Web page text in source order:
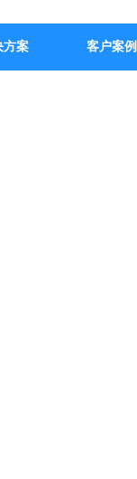
方案 客户案例